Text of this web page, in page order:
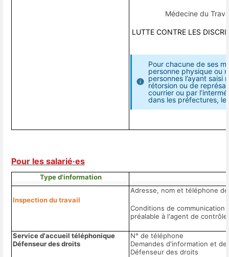
Médecine du
LUTTE CONTRE LES
Pour chacune de ses
personne physique ou
personnes l’ayant saisi
rétorsion ou de
courrier ou par
dans les préfectures,
Pour les salarié·es
Type d'information
Inspection du travail
Adresse, nom et téléphone
Conditions de communication
préalable à l'agent de
Service d'accueil téléphonique
Défenseur des droits
N° de téléphone
Demandes d'information et
Défenseur des droits